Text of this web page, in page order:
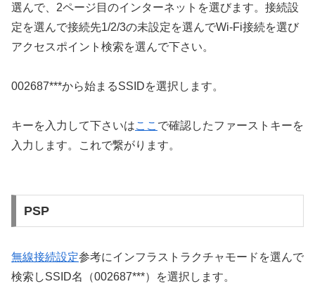
選んで、2ページ目のインターネットを選びます。接続設
定を選んで接続先1/2/3の未設定を選んでWi-Fi接続を選び
アクセスポイント検索を選んで下さい。
002687***から始まるSSIDを選択します。
キーを入力して下さいはここ で確認したファーストキーを
入力します。これで繋がります。
PSP
無線接続設定参考にインフラストラクチャモードを選んで
検索しSSID名（002687***）を選択します。